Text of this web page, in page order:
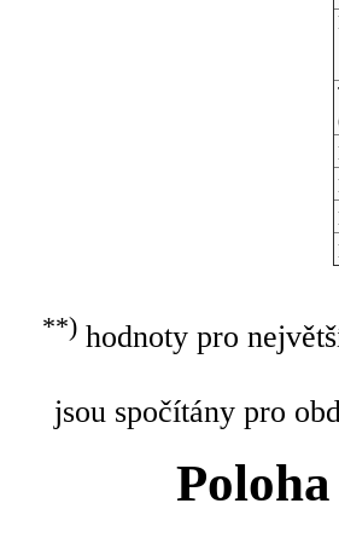
**)hodnoty pro
jsou spočítány pro